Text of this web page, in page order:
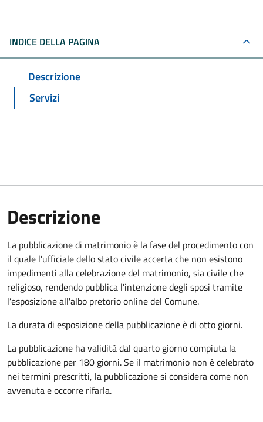
INDICE DELLA PAGINA
Descrizione
Servizi
Descrizione
La pubblicazione di matrimonio è la fase del procedimento con
il quale l'ufficiale dello stato civile accerta che non esistono
impedimenti alla celebrazione del matrimonio, sia civile che
religioso, rendendo pubblica l'intenzione degli sposi tramite
l’esposizione all'albo pretorio online del Comune.
La durata di esposizione della pubblicazione è di otto giorni.
La pubblicazione ha validità dal quarto giorno compiuta la
pubblicazione per 180 giorni. Se il matrimonio non è celebrato
nei termini prescritti, la pubblicazione si considera come non
avvenuta e occorre rifarla.